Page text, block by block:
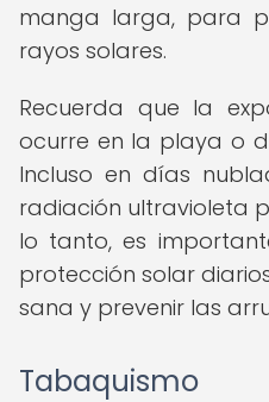
manga larga, para
rayos solares.
Recuerda que la
ocurre en la playa o
Incluso en días
radiación ultravioleta
lo tanto, es
protección solar
sana y prevenir las
Tabaquismo